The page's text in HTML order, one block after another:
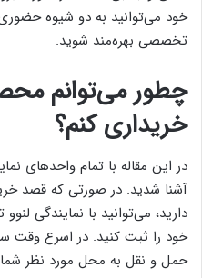
خود می‌توانید به دو شیوه
تخصصی بهره‌مند شوید.
چطور می‌توانم
خریداری کنم؟
در این مقاله با تمام واحد‌های
آشنا شدید. در صورتی که قصد
دارید، می‌توانید با نمایندگی
خود را ثبت کنید. در اسرع وقت
حمل و نقل به محل مورد نظر